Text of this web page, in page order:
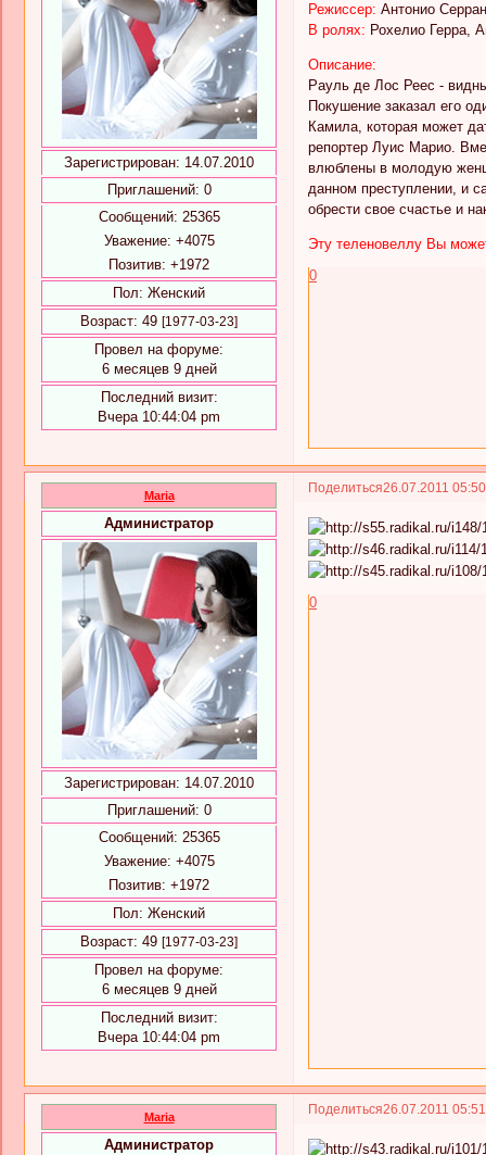
Зарегистрирован: 14.07.2010
Приглашений: 0
Сообщений: 25365
Уважение: +4075
Позитив: +1972
Пол: Женский
Возраст: 49 [1977-03-23]
Провел на форуме:
6 месяцев 9 дней
Последний визит:
Вчера 10:44:04 pm
Режиссер: Антонио
В ролях: Рохелио Герра,
Описание:
Рауль де Лос Реес -
Покушение заказал его
Камила, которая может
репортер Луис Марио.
влюблены в молодую
данном преступлении, и
обрести свое счастье и
Эту теленовеллу Вы
0
Поделиться26.07.2011
Maria
Администратор
Зарегистрирован: 14.07.2010
Приглашений: 0
Сообщений: 25365
Уважение: +4075
Позитив: +1972
Пол: Женский
Возраст: 49 [1977-03-23]
Провел на форуме:
6 месяцев 9 дней
Последний визит:
Вчера 10:44:04 pm
0
Поделиться26.07.2011
Maria
Администратор